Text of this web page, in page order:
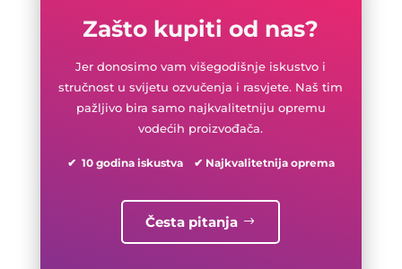
Zašto kupiti od nas?
Jer donosimo vam višegodišnje iskustvo i
stručnost u svijetu ozvučenja i rasvjete. Naš tim
pažljivo bira samo najkvalitetniju opremu
vodećih proizvođača.
✔ 10 godina iskustva ✔ Najkvalitetnija oprema
Česta pitanja